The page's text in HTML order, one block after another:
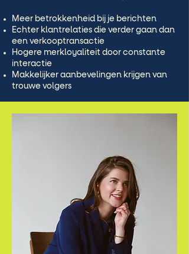
Meer betrokkenheid bij je berichten
Echter klantrelaties die verder gaan dan
een verkooptransactie
Hogere merkloyaliteit door constante
interactie
Makkelijker aanbevelingen krijgen van
trouwe volgers